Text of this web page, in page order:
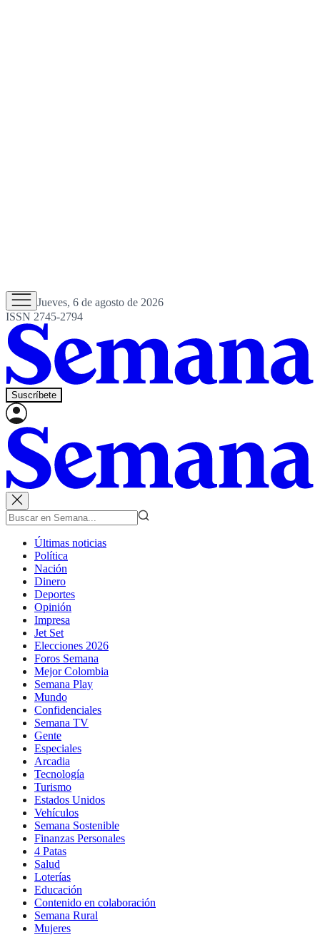
Jueves, 6 de agosto de 2026
ISSN 2745-2794
Suscríbete
Últimas noticias
Política
Nación
Dinero
Deportes
Opinión
Impresa
Jet Set
Elecciones 2026
Foros Semana
Mejor Colombia
Semana Play
Mundo
Confidenciales
Semana TV
Gente
Especiales
Arcadia
Tecnología
Turismo
Estados Unidos
Vehículos
Semana Sostenible
Finanzas Personales
4 Patas
Salud
Loterías
Educación
Contenido en colaboración
Semana Rural
Mujeres